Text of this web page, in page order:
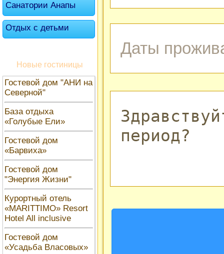
Санатории Анапы
Отдых с детьми
Новые гостиницы
Гостевой дом "АНИ на
Северной"
База отдыха
«Голубые Ели»
Гостевой дом
«Барвиха»
Гостевой дом
"Энергия Жизни"
Курортный отель
«MARITTIMO» Resort
Hotel All inclusive
Гостевой дом
«Усадьба Власовых»